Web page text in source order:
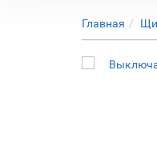
Главная